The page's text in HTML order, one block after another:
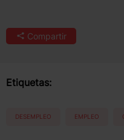
Compartir
Etiquetas:
DESEMPLEO EMPLEO